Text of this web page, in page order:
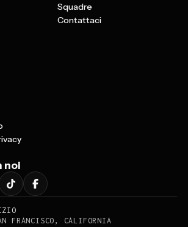
Squadre
Contattaci
noi
FRANCISCO, CALIFORNIA